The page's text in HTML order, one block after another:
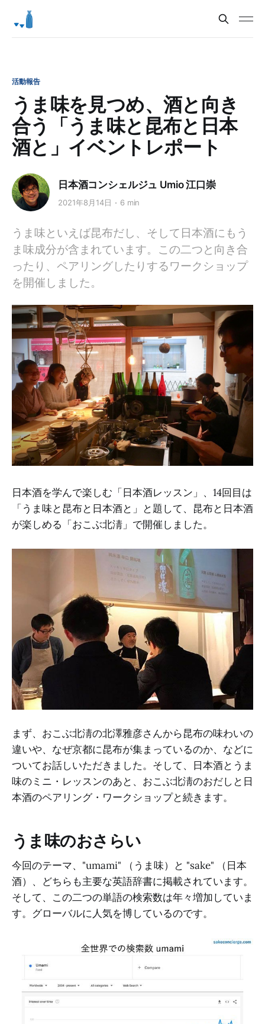
活動報告
うま味を見つめ、酒と向き
合う「うま味と昆布と日本
酒と」イベントレポート
日本酒コンシェルジュ Umio 江口崇
2021年8月14日 6 min
うま味といえば昆布だし、そして日本酒にもう
ま味成分が含まれています。この二つと向き合
ったり、ペアリングしたりするワークショップ
を開催しました。
日本酒を学んで楽しむ「日本酒レッスン」、14回目は
「うま味と昆布と日本酒と」と題して、昆布と日本酒
が楽しめる「おこぶ北淸」で開催しました。
まず、おこぶ北淸の北澤雅彦さんから昆布の味わいの
違いや、なぜ京都に昆布が集まっているのか、などに
ついてお話しいただきました。そして、日本酒とうま
味のミニ・レッスンのあと、おこぶ北淸のおだしと日
本酒のペアリング・ワークショップと続きます。
うま味のおさらい
今回のテーマ、"umami" （うま味）と "sake" （日本
酒）、どちらも主要な英語辞書に掲載されています。
そして、この二つの単語の検索数は年々増加していま
す。グローバルに人気を博しているのです。